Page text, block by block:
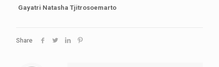
Gayatri Natasha Tjitrosoemarto
Share